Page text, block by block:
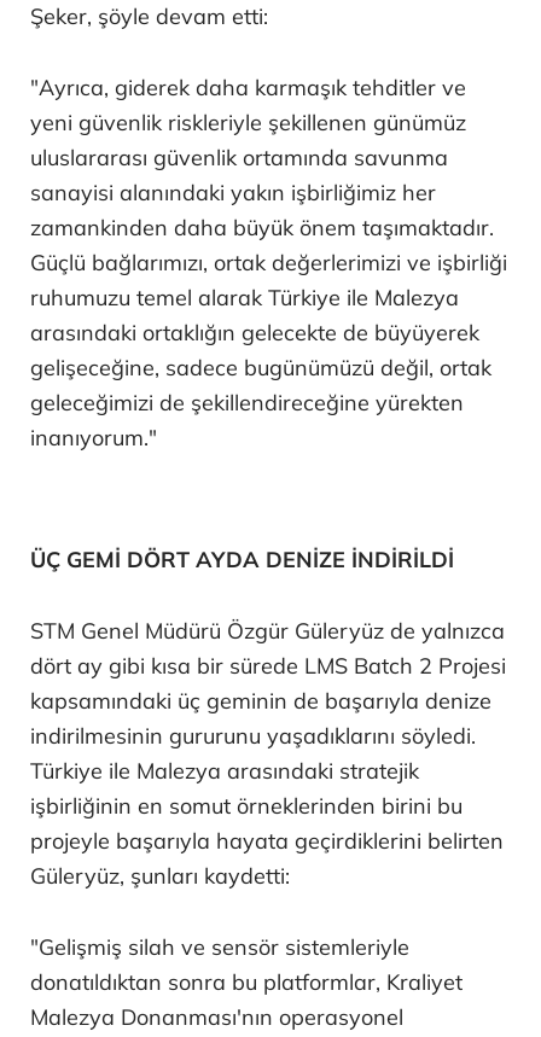
Şeker, şöyle devam etti:
"Ayrıca, giderek daha karmaşık tehditler ve
yeni güvenlik riskleriyle şekillenen günümüz
uluslararası güvenlik ortamında savunma
sanayisi alanındaki yakın işbirliğimiz her
zamankinden daha büyük önem taşımaktadır.
Güçlü bağlarımızı, ortak değerlerimizi ve işbirliği
ruhumuzu temel alarak Türkiye ile Malezya
arasındaki ortaklığın gelecekte de büyüyerek
gelişeceğine, sadece bugünümüzü değil, ortak
geleceğimizi de şekillendireceğine yürekten
inanıyorum."
ÜÇ GEMİ DÖRT AYDA DENİZE İNDİRİLDİ
STM Genel Müdürü Özgür Güleryüz de yalnızca
dört ay gibi kısa bir sürede LMS Batch 2 Projesi
kapsamındaki üç geminin de başarıyla denize
indirilmesinin gururunu yaşadıklarını söyledi.
Türkiye ile Malezya arasındaki stratejik
işbirliğinin en somut örneklerinden birini bu
projeyle başarıyla hayata geçirdiklerini belirten
Güleryüz, şunları kaydetti:
"Gelişmiş silah ve sensör sistemleriyle
donatıldıktan sonra bu platformlar, Kraliyet
Malezya Donanması'nın operasyonel